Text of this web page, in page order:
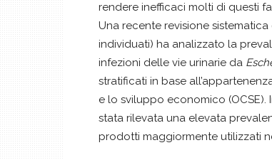
rendere inefficaci molti di questi
Una recente revisione
individuati) ha analizzato la
infezioni delle vie urinarie da
stratificati in base
e lo sviluppo economico (OCSE).
stata rilevata una elevata
prodotti maggiormente utilizzati